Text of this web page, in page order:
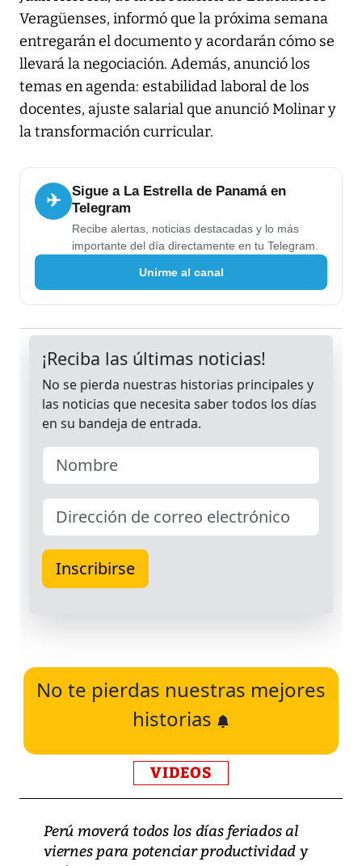
Veragüenses, informó que la próxima semana
entregarán el documento y acordarán cómo se
llevará la negociación. Además, anunció los
temas en agenda: estabilidad laboral de los
docentes, ajuste salarial que anunció Molinar y
la transformación curricular.
✈
Sigue a La Estrella de Panamá en
Telegram
Recibe alertas, noticias destacadas y lo más
importante del día directamente en tu Telegram.
Unirme al canal
No te pierdas nuestras mejores
historias
VIDEOS
Perú moverá todos los días feriados al
viernes para potenciar productividad y